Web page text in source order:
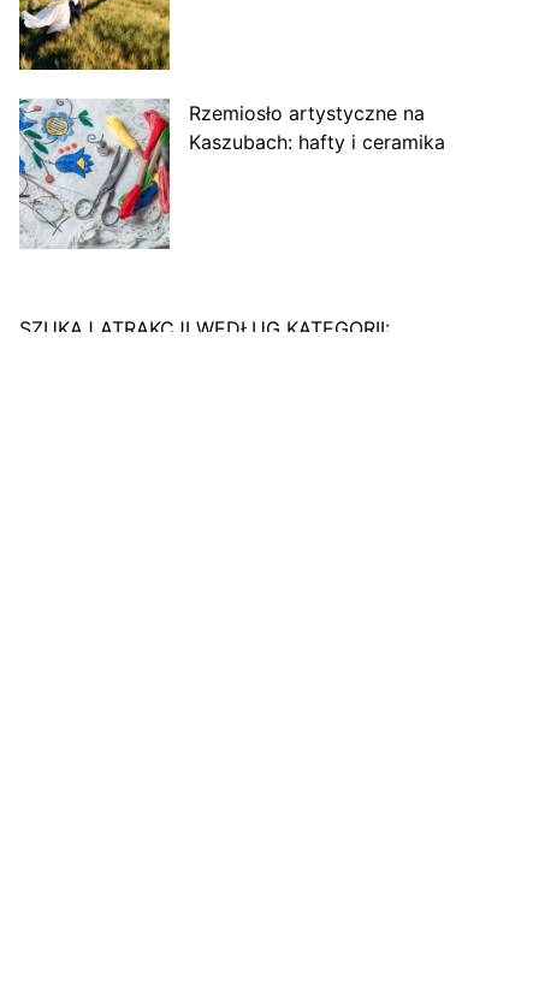
Rzemiosło artystyczne na
Kaszubach: hafty i ceramika
SZUKAJ ATRAKCJI WEDŁUG KATEGORII: